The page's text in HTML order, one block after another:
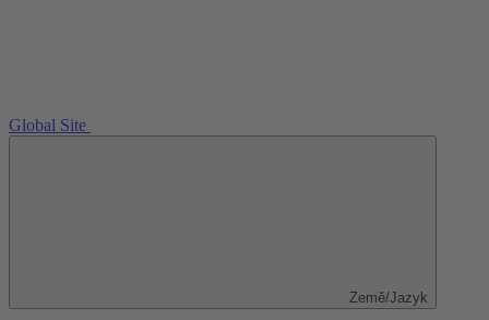
Global Site
Země/Jazyk